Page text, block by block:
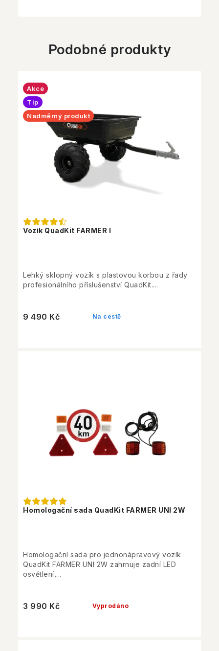
Podobné produkty
Vozík QuadKit FARMER I
Akce
Tip
Nadměrný produkt
Na cestě
9 490 Kč
Lehký sklopný vozík s plastovou korbou z řady
profesionálního příslušenství QuadKit....
Homologační sada QuadKit FARMER UNI 2W
Vyprodáno
3 990 Kč
Homologační sada pro jednonápravový vozík
QuadKit FARMER UNI 2W zahrnuje zadní LED
osvětlení,...